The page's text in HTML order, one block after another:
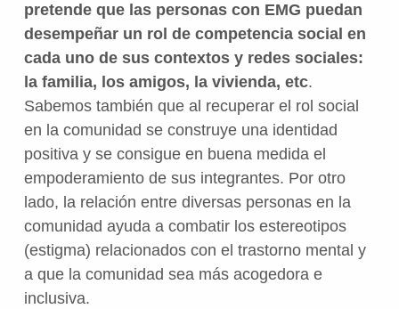
pretende que las personas con EMG puedan
desempeñar un rol de competencia social en
cada uno de sus contextos y redes sociales:
la familia, los amigos, la vivienda, etc.
Sabemos también que al recuperar el rol social
en la comunidad se construye una identidad
positiva y se consigue en buena medida el
empoderamiento de sus integrantes. Por otro
lado, la relación entre diversas personas en la
comunidad ayuda a combatir los estereotipos
(estigma) relacionados con el trastorno mental y
a que la comunidad sea más acogedora e
inclusiva.